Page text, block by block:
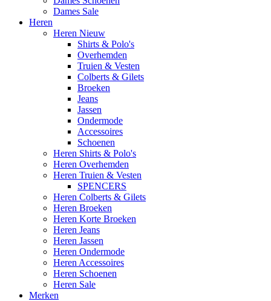
Dames Sale
Heren
Heren Nieuw
Shirts & Polo's
Overhemden
Truien & Vesten
Colberts & Gilets
Broeken
Jeans
Jassen
Ondermode
Accessoires
Schoenen
Heren Shirts & Polo's
Heren Overhemden
Heren Truien & Vesten
SPENCERS
Heren Colberts & Gilets
Heren Broeken
Heren Korte Broeken
Heren Jeans
Heren Jassen
Heren Ondermode
Heren Accessoires
Heren Schoenen
Heren Sale
Merken